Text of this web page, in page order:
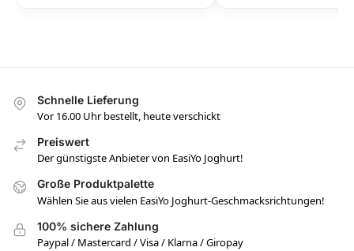
Schnelle Lieferung
Vor 16.00 Uhr bestellt, heute verschickt
Preiswert
Der günstigste Anbieter von EasiYo Joghurt!
Große Produktpalette
Wählen Sie aus vielen EasiYo Joghurt-Geschmacksrichtungen!
100% sichere Zahlung
Paypal / Mastercard / Visa / Klarna / Giropay